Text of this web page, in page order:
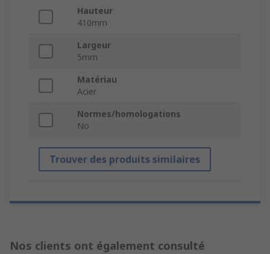
Hauteur
410mm
Largeur
5mm
Matériau
Acier
Normes/homologations
No
Trouver des produits similaires
Nos clients ont également consulté